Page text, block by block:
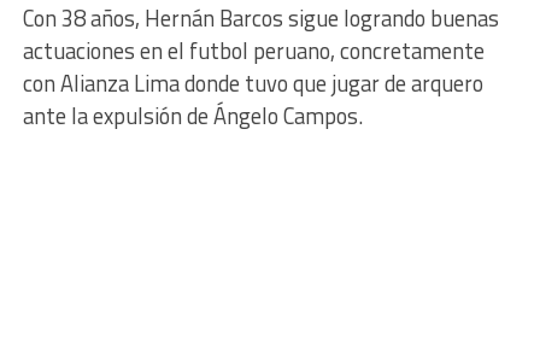
Con 38 años, Hernán Barcos sigue logrando buenas
actuaciones en el futbol peruano, concretamente
con Alianza Lima donde tuvo que jugar de arquero
ante la expulsión de Ángelo Campos.